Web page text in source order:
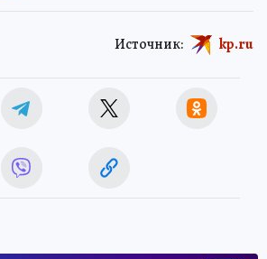
Источник: kp.ru